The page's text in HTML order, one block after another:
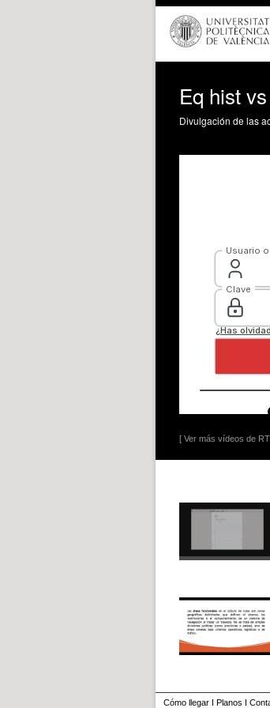
Eq hist
Divulgación de las
[ Ver más vídeos de
Cómo llegar I Planos I